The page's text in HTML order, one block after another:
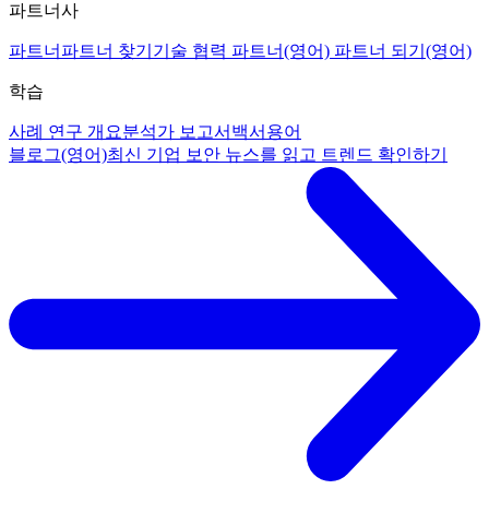
파트너사
파트너 파트너 찾기 기술 협력 파트너(영어) 파트너 되기(영어)
학습
사례 연구 개요분석가 보고서 백서 용어
블로그(영어)최신 기업 보안 뉴스를 읽고 트렌드 확인하기